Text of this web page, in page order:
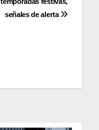
señales de alerta